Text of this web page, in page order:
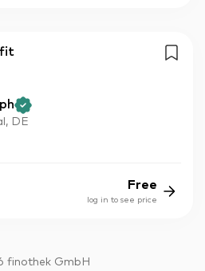
DE
Free
log in to see price
finothek GmbH